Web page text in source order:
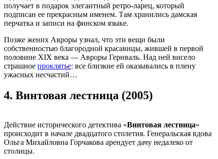
получает в подарок элегантный ретро-ларец, который
подписан ее прекрасным именем. Там хранились дамская
перчатка и записи на финском языке.
Позже жених Авроры узнал, что эти вещи были
собственностью благородной красавицы, жившей в первой
половине XIX века — Авроры Гернваль. Над ней висело
страшное проклятье: все близкие ей оказывались в плену
ужасных несчастий…
4. Винтовая лестница (2005)
Действие исторического детектива «Винтовая лестница»
происходит в начале двадцатого столетия. Генеральская вдова
Ольга Михайловна Горчакова арендует дачу недалеко от
столицы.